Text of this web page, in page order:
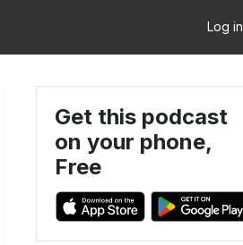
Log in
Get this podcast
on your phone,
Free